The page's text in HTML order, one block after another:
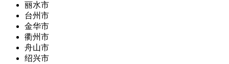
丽水市
台州市
金华市
衢州市
舟山市
绍兴市